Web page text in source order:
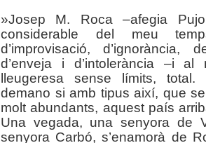
»Josep M. Roca –afegia
considerable del meu
d’improvisació, d’ignorància,
d’enveja i d’intolerància –i al
lleugeresa sense límits,
demano si amb tipus així, que
molt abundants, aquest país
Una vegada, una senyora de
senyora Carbó, s’enamorà de